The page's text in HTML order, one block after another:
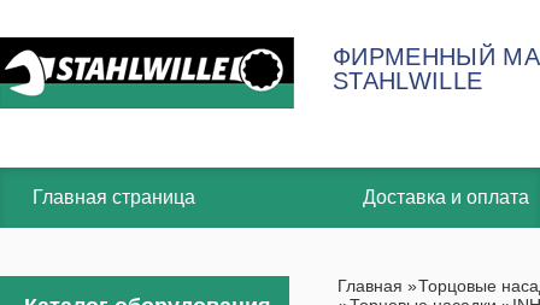
ФИРМЕННЫЙ
STAHLWILLE
Главная страница Доставка и оплата
Главная »Торцовые